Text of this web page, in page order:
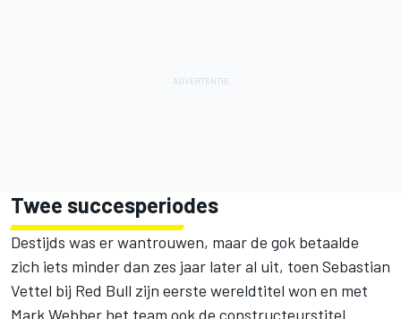
Twee succesperiodes
Destijds was er wantrouwen, maar de gok betaalde
zich iets minder dan zes jaar later al uit, toen Sebastian
Vettel bij Red Bull zijn eerste wereldtitel won en met
Mark Webber het team ook de constructeurstitel